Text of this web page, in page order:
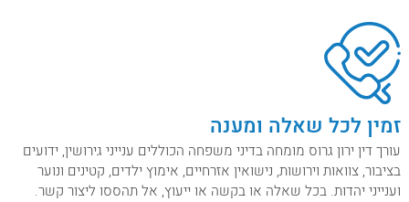
זמין לכל שאלה ומענה
עורך דין ירון גרוס מומחה בדיני משפחה הכוללים ענייני גירושין, ידועים
בציבור, צוואות וירושות, נישואין אזרחיים, אימוץ ילדים, קטינים ונוער
וענייני יהדות. בכל שאלה או בקשה או ייעוץ, אל תהססו ליצור קשר.